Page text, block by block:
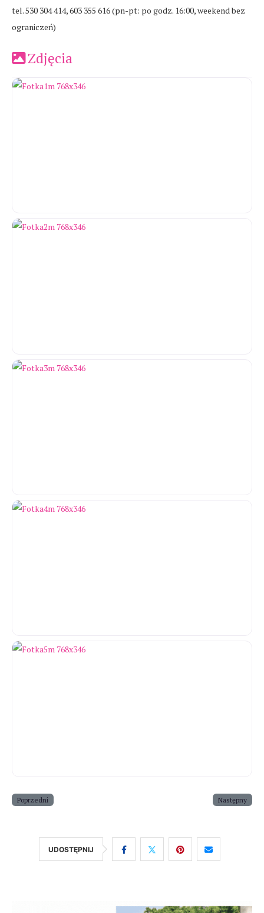
tel. 530 304 414, 603 355 616 (pn-pt: po godz. 16:00, weekend bez
ograniczeń)
Zdjęcia
Poprzedni Następny
UDOSTĘPNIJ